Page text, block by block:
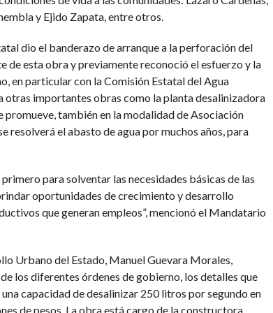
y Ejido Zapata, entre otros.
dio el banderazo de arranque a la perforación del
de esta obra y previamente reconoció el esfuerzo y la
en particular con la Comisión Estatal del Agua
otras importantes obras como la planta desalinizadora
promueve, también en la modalidad de Asociación
resolverá el abasto de agua por muchos años, para
para solventar las necesidades básicas de las
oportunidades de crecimiento y desarrollo
que generan empleos”, mencionó el Mandatario
Urbano del Estado, Manuel Guevara Morales,
los diferentes órdenes de gobierno, los detalles que
capacidad de desalinizar 250 litros por segundo en
de pesos. La obra está cargo de la constructora